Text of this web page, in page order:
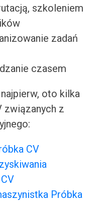
szkoleniem
zadań
czasem
oto kilka
związanych z
CV
Próbka